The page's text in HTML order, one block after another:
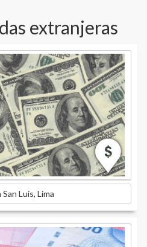
extranjeras
Luis, Lima